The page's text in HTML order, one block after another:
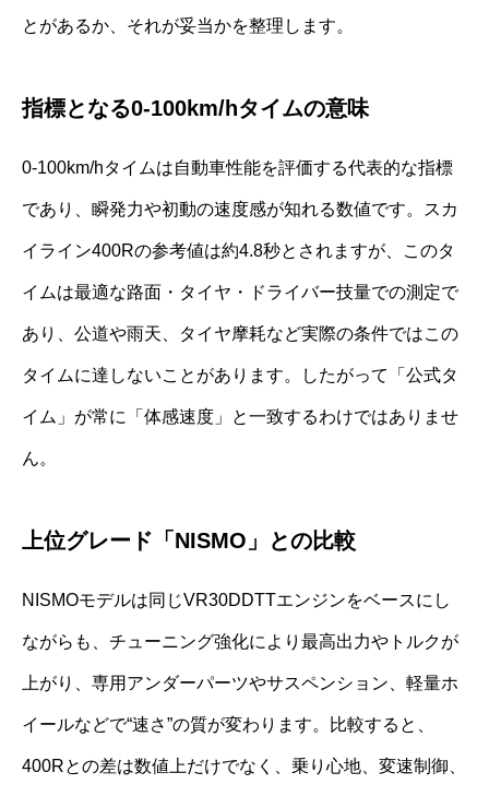
とがあるか、それが妥当かを整理します。
指標となる0-100km/hタイムの意味
0-100km/hタイムは自動車性能を評価する代表的な指標
であり、瞬発力や初動の速度感が知れる数値です。スカ
イライン400Rの参考値は約4.8秒とされますが、このタ
イムは最適な路面・タイヤ・ドライバー技量での測定で
あり、公道や雨天、タイヤ摩耗など実際の条件ではこの
タイムに達しないことがあります。したがって「公式タ
イム」が常に「体感速度」と一致するわけではありませ
ん。
上位グレード「NISMO」との比較
NISMOモデルは同じVR30DDTTエンジンをベースにし
ながらも、チューニング強化により最高出力やトルクが
上がり、専用アンダーパーツやサスペンション、軽量ホ
イールなどで“速さ”の質が変わります。比較すると、
400Rとの差は数値上だけでなく、乗り心地、変速制御、